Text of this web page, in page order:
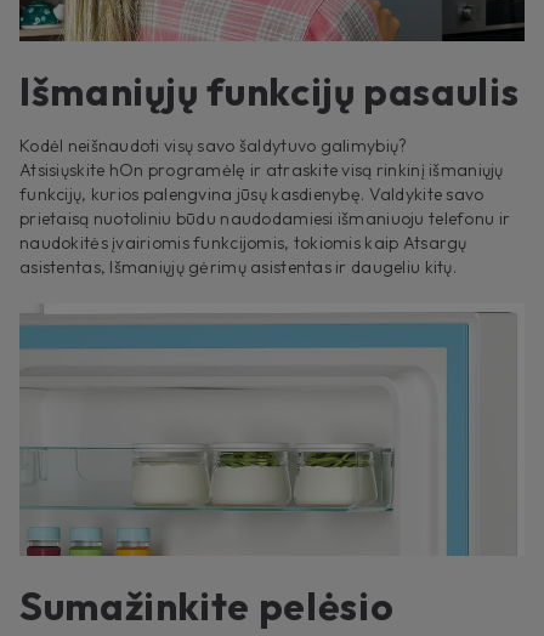
Išmaniųjų funkcijų pasaulis
Kodėl neišnaudoti visų savo šaldytuvo galimybių?
Atsisiųskite hOn programėlę ir atraskite visą rinkinį išmaniųjų
funkcijų, kurios palengvina jūsų kasdienybę. Valdykite savo
prietaisą nuotoliniu būdu naudodamiesi išmaniuoju telefonu ir
naudokitės įvairiomis funkcijomis, tokiomis kaip Atsargų
asistentas, Išmaniųjų gėrimų asistentas ir daugeliu kitų.
Sumažinkite pelėsio